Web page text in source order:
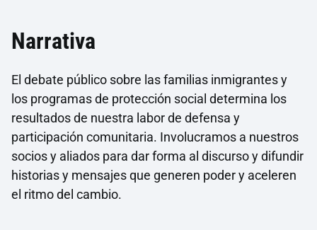
Narrativa
El debate público sobre las familias inmigrantes y
los programas de protección social determina los
resultados de nuestra labor de defensa y
participación comunitaria. Involucramos a nuestros
socios y aliados para dar forma al discurso y difundir
historias y mensajes que generen poder y aceleren
el ritmo del cambio.